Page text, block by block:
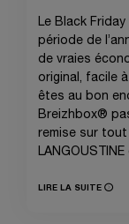
Le Black
période de
de vraies
original, facile
êtes au bon
Breizhbox®
remise sur
LIRE LA SUITE